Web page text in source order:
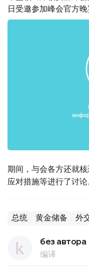
日受邀参加峰会官方晚
期间，与会各方还就
应对措施等进行了讨论
总统 黄金储备 外
без автора
编译